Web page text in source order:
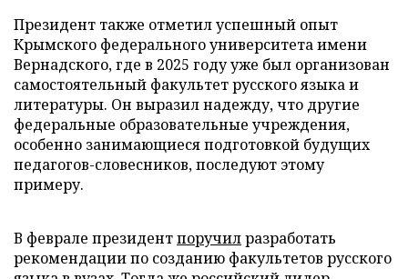
Президент также отметил успешный опыт
Крымского федерального университета имени
Вернадского, где в 2025 году уже был организован
самостоятельный факультет русского языка и
литературы. Он выразил надежду, что другие
федеральные образовательные учреждения,
особенно занимающиеся подготовкой будущих
педагогов-словесников, последуют этому
примеру.
В феврале президентпоручилразработать
рекомендации по созданию факультетов русского